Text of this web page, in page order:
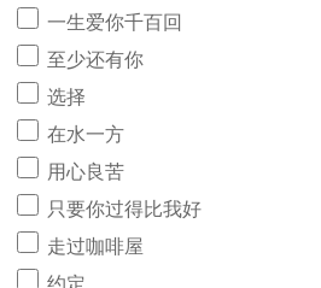
一生爱你千百回
至少还有你
选择
在水一方
用心良苦
只要你过得比我好
走过咖啡屋
约定